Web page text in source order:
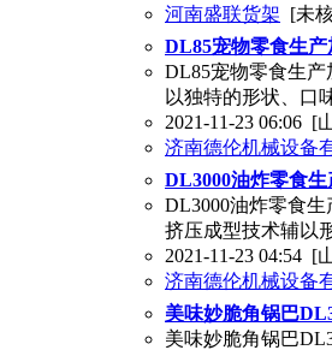
河南盛联货架 [未
DL85宠物零食生产
DL85宠物零食生产
以独特的形状、口
2021-11-23 06:06 [
济南德伦机械设备
DL3000油炸零食
DL3000油炸零食
挤压成型技术辅以
2021-11-23 04:54 [
济南德伦机械设备
美味妙脆角锅巴
美味妙脆角锅巴